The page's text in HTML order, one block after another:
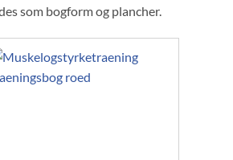
som bogform og plancher.